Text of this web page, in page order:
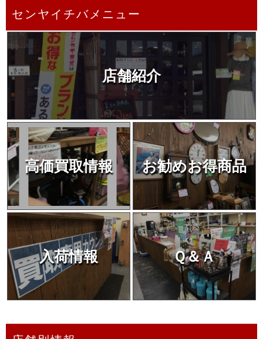
センヤイチバメニュー
店舗紹介
高価買取情報 お勧めお得商品
入荷情報 Ｑ＆Ａ